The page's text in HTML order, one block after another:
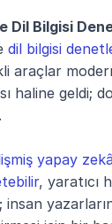
Dil Bilgisi
dil bilgisi
araçlar
haline geldi;
yapay
, yaratıcı